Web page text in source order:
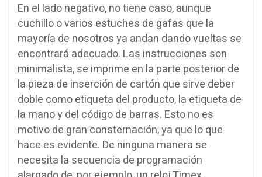
En el lado negativo, no tiene caso, aunque
cuchillo o varios estuches de gafas que la
mayoría de nosotros ya andan dando vueltas se
encontrará adecuado. Las instrucciones son
minimalista, se imprime en la parte posterior de
la pieza de inserción de cartón que sirve deber
doble como etiqueta del producto, la etiqueta de
la mano y del código de barras. Esto no es
motivo de gran consternación, ya que lo que
hace es evidente. De ninguna manera se
necesita la secuencia de programación